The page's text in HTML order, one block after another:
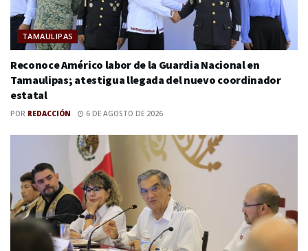
TAMAULIPAS
Reconoce Américo labor de la Guardia Nacional en
Tamaulipas; atestigua llegada del nuevo coordinador
estatal
POR REDACCIÓN 6 DE AGOSTO DE 2026